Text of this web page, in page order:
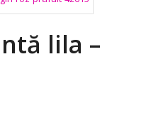
lila –